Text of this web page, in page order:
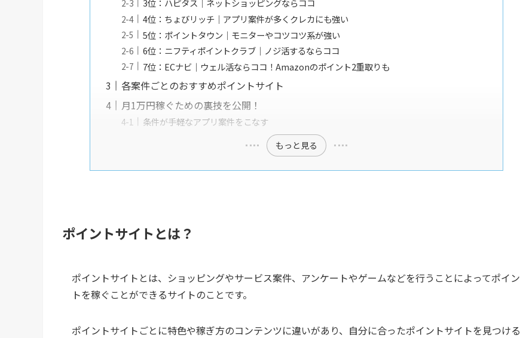
3位：ハピタス｜ネットショッピングならココ
4位：ちょびリッチ｜アプリ案件が多くクレカにも強い
5位：ポイントタウン｜モニターやコツコツ系が強い
6位：ニフティポイントクラブ｜ノジ活するならココ
7位：ECナビ｜ウェル活ならココ！Amazonのポイント2重取りも
各案件ごとのおすすめポイントサイト
月1万円稼ぐための裏技を公開！
条件が手軽なアプリ案件をこなす
もっと見る
ポイントサイトとは？
ポイントサイトとは、ショッピングやサービス案件、アンケートやゲームなどを行うことによってポイン
トを稼ぐことができるサイトのことです。
ポイントサイトごとに特色や稼ぎ方のコンテンツに違いがあり、自分に合ったポイントサイトを見つける